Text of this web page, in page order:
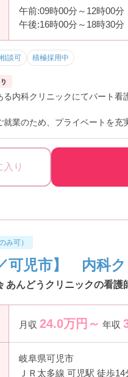
午前:09時00分～12時00分
午後:16時00分～18時30分
談可 積極採用中
内科クリニックにてパート看
就業のため、プライベートを充
方は、お気軽にお問い合わせく
入り
み可）
可児市】 内科
あんどうクリニックの看護
月収 24.0万円～ 年収
岐阜県可児市
ＪＲ太多線 可児駅 徒歩14